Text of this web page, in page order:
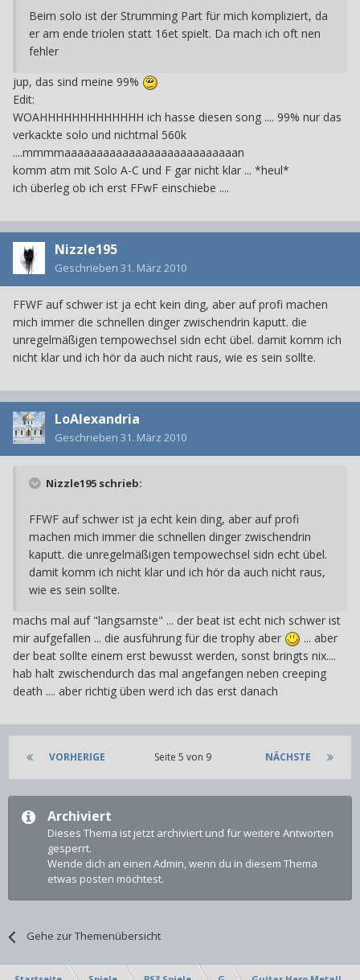
Beim solo ist der Strumming Part für mich kompliziert, da
er am ende triolen statt 16et spielt. Da mach ich oft nen
fehler
jup, das sind meine 99%
Edit:
WOAHHHHHHHHHHHHH ich hasse diesen song .... 99% nur das
verkackte solo und nichtmal 560k
....mmmmaaaaaaaaaaaaaaaaaaaaaaaaaaan
komm atm mit Solo A-C und F gar nicht klar ... *heul*
ich überleg ob ich erst FFwF einschiebe ....
Nizzle195
Geschrieben 31. März 2010
FFWF auf schwer ist ja echt kein ding, aber auf profi machen
mich immer die schnellen dinger zwischendrin kaputt. die
unregelmäßigen tempowechsel sidn echt übel. damit komm ich
nicht klar und ich hör da auch nicht raus, wie es sein sollte.
LoAlexandria
Geschrieben 31. März 2010
Nizzle195 schrieb:
FFWF auf schwer ist ja echt kein ding, aber auf profi
machen mich immer die schnellen dinger zwischendrin
kaputt. die unregelmäßigen tempowechsel sidn echt übel.
damit komm ich nicht klar und ich hör da auch nicht raus,
wie es sein sollte.
machs mal auf "langsamste" ... der beat ist echt nich schwer ist
mir aufgefallen ... die ausführung für die trophy aber
... aber
der beat sollte einem erst bewusst werden, sonst bringts nix....
hab halt zwischendurch das mal angefangen neben creeping
death .... aber richtig üben werd ich das erst danach
VORHERIGE NÄCHSTE
Seite 5 von 9
Archiviert
Dieses Thema ist jetzt archiviert und für weitere Antworten
gesperrt.
Wende dich an einen Admin, wenn du in diesem Thema
etwas posten möchtest.
Gehe zur Themenübersicht